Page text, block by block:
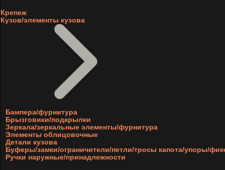
Крепеж
Кузов/элементы кузова
Бампера/фурнитура
Брызговики/подкрылки
Зеркала/зеркальные элементы/фурнитура
Элементы облицовочные
Детали кузова
Буферы/замки/ограничители/петли/тросы капота/упоры/
Ручки наружные/принадлежности